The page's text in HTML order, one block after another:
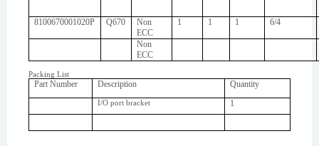
8100670001020P Q670
Non
ECC
1 1 1 6/4
Non
ECC
Packing List
Part Number Description Quantity
I/O port bracket 1